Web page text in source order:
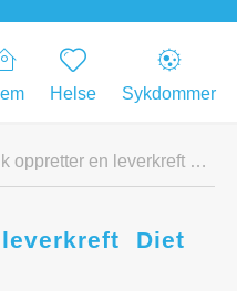
Helse Sykdommer
oppretter en leverkreft Diet
Diet